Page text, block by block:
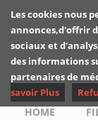
Skip to main content
HOME
Les cookies nous
annonces,d'offrir
sociaux et
des informations
partenaires de
savoir Plus